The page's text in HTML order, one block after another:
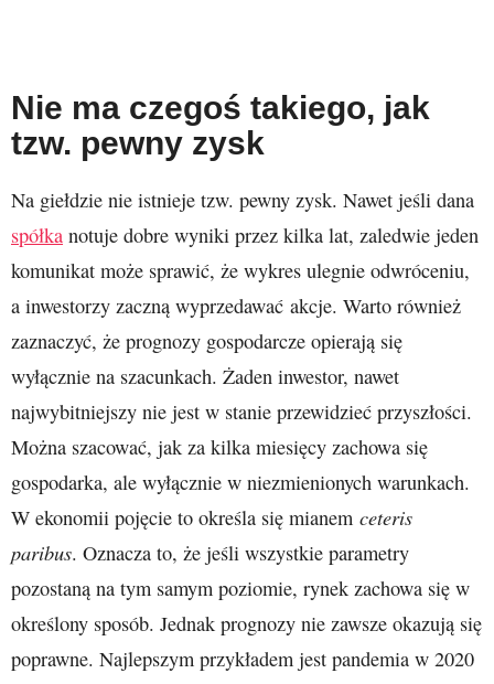
Nie ma czegoś takiego, jak
tzw. pewny zysk
Na giełdzie nie istnieje tzw. pewny zysk. Nawet jeśli dana
spółka notuje dobre wyniki przez kilka lat, zaledwie jeden
komunikat może sprawić, że wykres ulegnie odwróceniu,
a inwestorzy zaczną wyprzedawać akcje. Warto również
zaznaczyć, że prognozy gospodarcze opierają się
wyłącznie na szacunkach. Żaden inwestor, nawet
najwybitniejszy nie jest w stanie przewidzieć przyszłości.
Można szacować, jak za kilka miesięcy zachowa się
gospodarka, ale wyłącznie w niezmienionych warunkach.
W ekonomii pojęcie to określa się mianem ceteris
paribus. Oznacza to, że jeśli wszystkie parametry
pozostaną na tym samym poziomie, rynek zachowa się w
określony sposób. Jednak prognozy nie zawsze okazują się
poprawne. Najlepszym przykładem jest pandemia w 2020